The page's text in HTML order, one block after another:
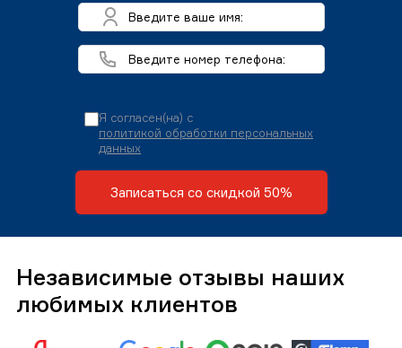
Я согласен(на) с
политикой обработки персональных
данных
Записаться со скидкой 50%
Независимые отзывы наших
любимых клиентов